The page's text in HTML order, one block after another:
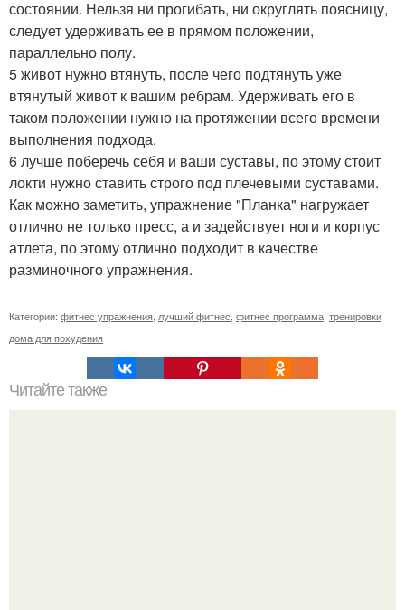
состоянии. Нельзя ни прогибать, ни округлять поясницу,
следует удерживать ее в прямом положении,
параллельно полу.
5 живот нужно втянуть, после чего подтянуть уже
втянутый живот к вашим ребрам. Удерживать его в
таком положении нужно на протяжении всего времени
выполнения подхода.
6 лучше поберечь себя и ваши суставы, по этому стоит
локти нужно ставить строго под плечевыми суставами.
Как можно заметить, упражнение "Планка" нагружает
отлично не только пресс, а и задействует ноги и корпус
атлета, по этому отлично подходит в качестве
разминочного упражнения.
Категории: фитнес упражнения лучший фитнес фитнес программа тренировки
дома для похудения
Читайте также